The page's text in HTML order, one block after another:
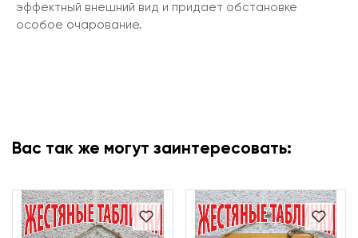
эффектный внешний вид и придает обстановке
особое очарование.
Вас так же могут заинтересовать: